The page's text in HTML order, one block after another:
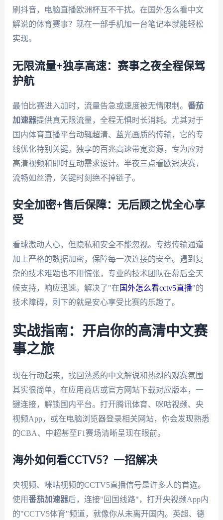
刷抖音，电脑直播欧洲杯互不干扰。在国外怎么看中文
解说的体育赛事？现在一部手机加一台笔记本就能轻松
实现。
无限流量+独享高速：赛事之夜全程保驾
护航
最怕比赛进入加时，流量告急或速度被无情限制。 番茄
加速器提供真无限流量，全程无惧时长消耗。尤其对于
国内体育直播平台动辄超清、蓝光画质的传输，它的专
线优化特别关键。独享的百兆高速带宽资源，专为应对
高清视频和即时互动需求设计。半夜三点看欧冠决赛，
流畅如丝滑，关键时刻绝不掉链子。
安全加密+售后保障：无后顾之忧全心享
受
看球激动人心，但隐私和安全不能忽视。专线传输通道
加上严格的数据加密，保障每一次连接的安全。遇到复
杂的技术难题也不用慌张，专业的技术团队在幕后全天
候支持，响应迅速。解决了"在 国外怎么看cctv5直播"的
技术障碍，剩下的就是安心享受比赛的乐趣了。
实战指南：开启你的高清中文赛
事之旅
现在行动起来，找回熟悉的中文解说和热烈的观赛氛围
其实很简单。在应用商店或官方网站下载对应版本，一
键连接，解锁国内平台。打开腾讯体育、咪咕视频、央
视频App，或在电脑浏览器登录相关网站，你会发现熟悉
的CBA、中超甚至F1赛场清晰呈现在眼前。
海外如何看CCTV5？一招解决
央视频、咪咕视频的CCTV5直播信号是许多人的首选。
使用番茄加速器后，连接"回国线路"，打开央视频App内
的"CCTV5体育"频道，就像你从未离开国内。英超、德